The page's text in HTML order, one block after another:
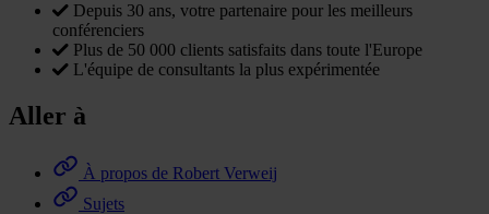
Depuis 30 ans, votre partenaire pour les meilleurs
conférenciers
Plus de 50 000 clients satisfaits dans toute l'Europe
L'équipe de consultants la plus expérimentée
Aller à
À propos de Robert Verweij
Sujets